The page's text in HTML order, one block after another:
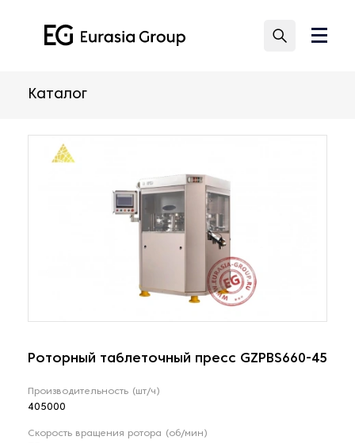
Каталог
Роторный таблеточный пресс GZPBS660-45
Производительность (шт/ч)
405000
Скорость вращения ротора (об/мин)